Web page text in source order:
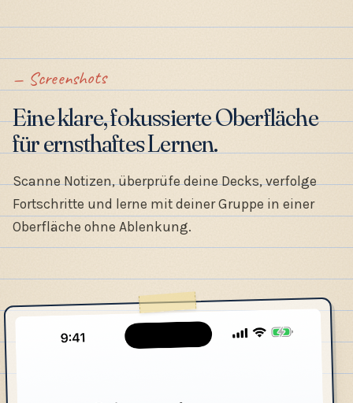
Screenshots
Eine klare, fokussierte Oberfläche
für ernsthaftes Lernen.
Scanne Notizen, überprüfe deine Decks, verfolge
Fortschritte und lerne mit deiner Gruppe in einer
Oberfläche ohne Ablenkung.